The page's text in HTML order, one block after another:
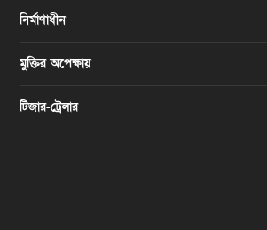
নির্মাণাধীন
মুক্তির অপেক্ষায়
টিজার-ট্রেলার